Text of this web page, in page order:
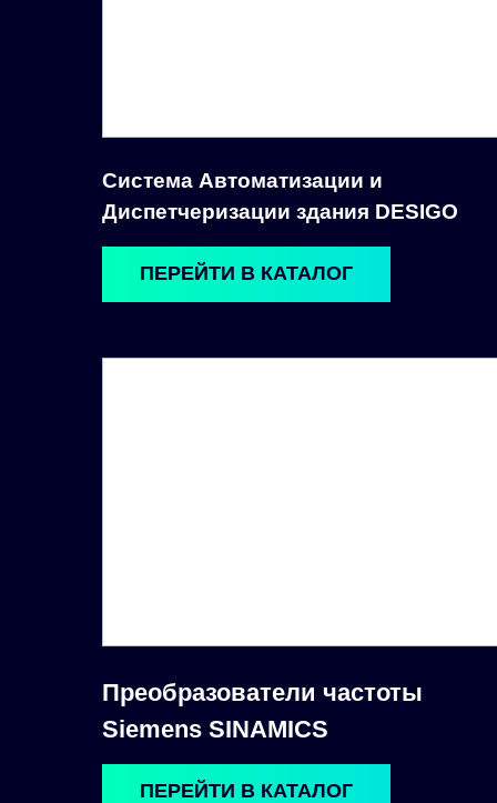
Система Автоматизации и
Диспетчеризации здания DESIGO
ПЕРЕЙТИ В КАТАЛОГ
Преобразователи частоты
Siemens SINAMICS
ПЕРЕЙТИ В КАТАЛОГ